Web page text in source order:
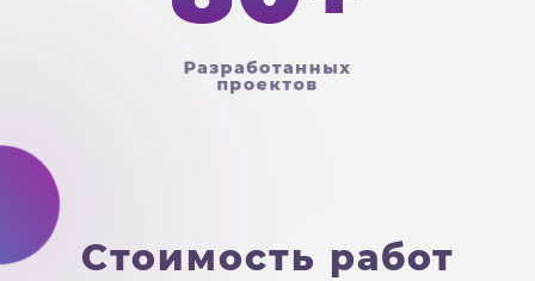
Разработанных
проектов
Стоимость работ